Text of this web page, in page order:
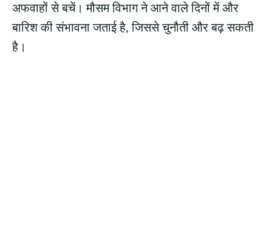
अफवाहों से बचें। मौसम विभाग ने आने वाले दिनों में और
बारिश की संभावना जताई है, जिससे चुनौती और बढ़ सकती
है।